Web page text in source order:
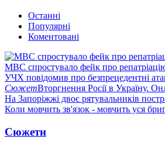
Останні
Популярні
Коментовані
МВС спростувало фейк про
УЧХ повідомив про безпрецедентні
СюжетВторгнення Росії в Україну.
На Запоріжжі двоє рятувальників
Коли мовчить зв'язок - мовчить уся
Сюжети